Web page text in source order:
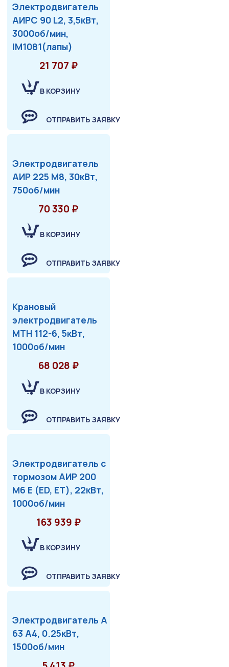
Электродвигатель
АИРС 90 L2, 3,5кВт,
3000об/мин,
IM1081(лапы)
21 707 ₽
В КОРЗИНУ
ОТПРАВИТЬ ЗАЯВКУ
Электродвигатель
АИР 225 М8, 30кВт,
750об/мин
70 330 ₽
В КОРЗИНУ
ОТПРАВИТЬ ЗАЯВКУ
Крановый
электродвигатель
МТН 112-6, 5кВт,
1000об/мин
68 028 ₽
В КОРЗИНУ
ОТПРАВИТЬ ЗАЯВКУ
Электродвигатель с
тормозом АИР 200
М6 Е (ED, ET), 22кВт,
1000об/мин
163 939 ₽
В КОРЗИНУ
ОТПРАВИТЬ ЗАЯВКУ
Электродвигатель А
63 А4, 0.25кВт,
1500об/мин